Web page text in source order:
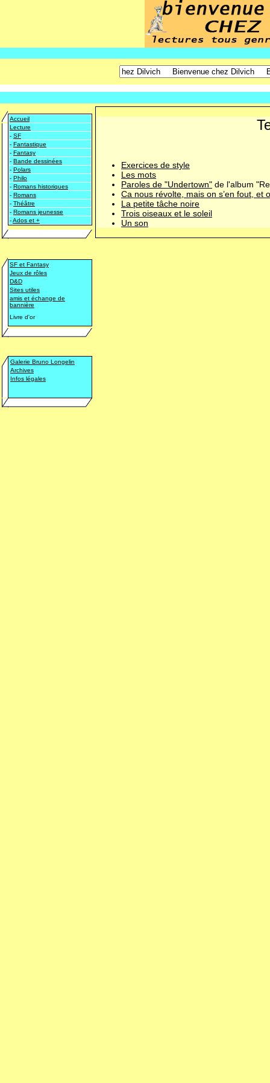
Accueil
Lecture
- SF
- Fantastique
- Fantasy
- Bande dessinées
- Polars
- Philo
- Romans historiques
- Romans
- Théâtre
- Romans jeunesse
-Ados et +
SF et Fantasy
Jeux de rôles
D&D
Sites utiles
amis et échange de
bannière
Livre d'or
Galerie Bruno Longelin
Archives
Infos légales
Exercices de style
Les mots
Paroles de "Undertown" de l'album
Ca nous révolte, mais on s’en fout, et
La petite tâche noire
Trois oiseaux et le soleil
Un son